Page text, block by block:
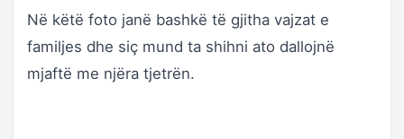
Në këtë foto janë bashkë të gjitha vajzat e
familjes dhe siç mund ta shihni ato dallojnë
mjaftë me njëra tjetrën.